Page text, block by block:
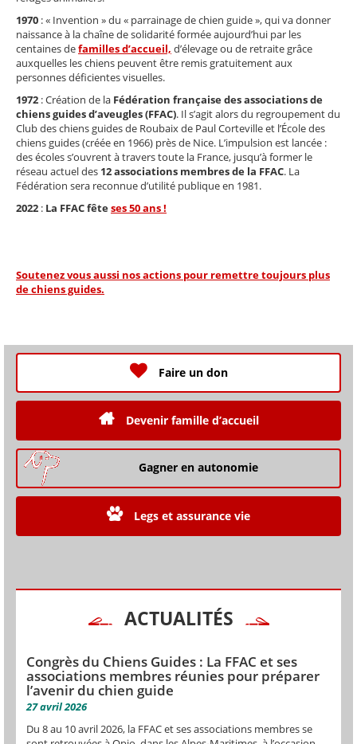
1970 : « Invention » du « parrainage de chien guide », qui va donner
naissance à la chaîne de solidarité formée aujourd’hui par les
centaines defamilles d’accueil, d’élevage ou de retraite grâce
auxquelles les chiens peuvent être remis gratuitement aux
personnes déficientes visuelles.
1972 :Création de la Fédération française des associations de
chiens guides d’aveugles (FFAC). Il s’agit alors du regroupement du
Club des chiens guides de Roubaix de Paul Corteville et l’École des
chiens guides (créée en 1966) près de Nice. L’impulsion est lancée :
des écoles s’ouvrent à travers toute la France, jusqu’à former le
réseau actuel des 12 associations membres de la FFAC. La
Fédération sera reconnue d’utilité publique en 1981.
2022 : La FFAC fêteses 50 ans !
Soutenez vous aussi nos actions pour remettre toujours plus
de chiens guides.
Faire un don
Devenir famille d’accueil
Gagner en autonomie
Legs et assurance vie
ACTUALITÉS
Congrès du Chiens Guides : La FFAC et ses
associations membres réunies pour préparer
l’avenir du chien guide
27 avril 2026
Du 8 au 10 avril 2026, la FFAC et ses associations membres se